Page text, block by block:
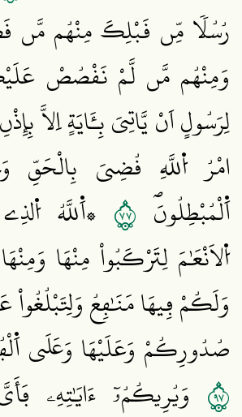
رُسُلاٗ مِّن قَبْلِكَ مِنْهُم
وَمِنْهُم مَّن لَّمْ نَقْصُصْ
لِرَسُولٍ اَنْ يَّاتِيَ بِـَٔايَةٍ اِلَّا
امْرُ اُ۬للَّهِ قُضِيَ بِالْحَقِّ
اَ۬لْمُبْطِلُونَۖ ٧٧ ۞اَ۬للَّهُ
اُ۬لَانْعَٰمَ لِتَرْكَبُواْ مِنْهَا
وَلَكُمْ فِيهَا مَنَٰفِعُ وَلِتَبْلُغُواْ
صُدُورِكُمْ وَعَلَيْهَا وَعَلَي
٧٩ وَيُرِيكُمُۥٓ ءَايَٰتِهِۦ